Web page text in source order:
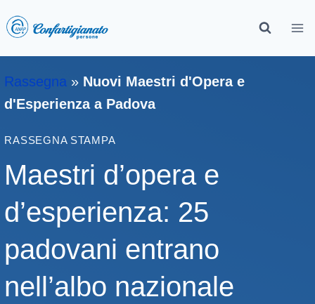
Rassegna » Nuovi Maestri d'Opera e
d'Esperienza a Padova
RASSEGNA STAMPA
Maestri d’opera e
d’esperienza: 25
padovani entrano
nell’albo nazionale